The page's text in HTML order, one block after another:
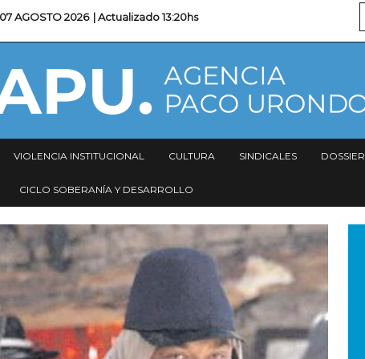
07 AGOSTO 2026 | Actualizado13:20hs
VIOLENCIA INSTITUCIONAL CULTURA SINDICALES DOSSIER
CICLO SOBERANÍA Y DESARROLLO